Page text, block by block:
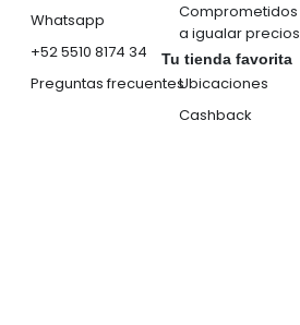
Whatsapp
+52 5510 8174 34
Preguntas frecuentes
Comprometidos
a igualar precios
Tu tienda favorita
Ubicaciones
Cashback